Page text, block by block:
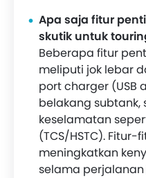
Apa saja fitur
skutik untuk
Beberapa fitur
meliputi jok lebar
port charger (USB
belakang subtank,
keselamatan
(TCS/HSTC).
meningkatkan
selama perjalanan